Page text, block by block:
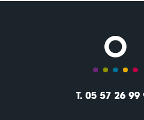
T. 05 57 26 99